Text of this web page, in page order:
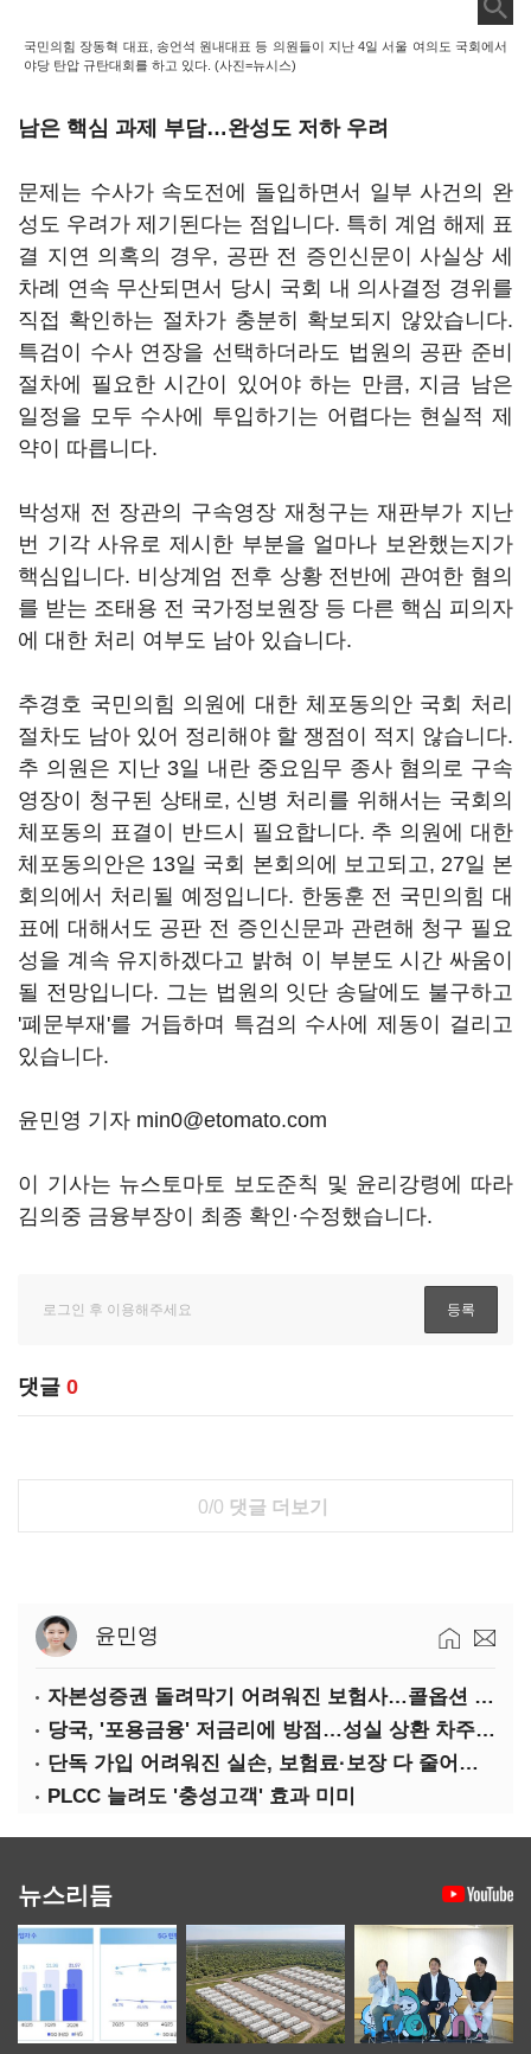
국민의힘 장동혁 대표, 송언석 원내대표 등 의원들이 지난 4일 서울 여의도 국회에서
야당 탄압 규탄대회를 하고 있다. (사진=뉴시스)
남은 핵심 과제 부담…완성도 저하 우려
문제는 수사가 속도전에 돌입하면서 일부 사건의 완
성도 우려가 제기된다는 점입니다. 특히 계엄 해제 표
결 지연 의혹의 경우, 공판 전 증인신문이 사실상 세
차례 연속 무산되면서 당시 국회 내 의사결정 경위를
직접 확인하는 절차가 충분히 확보되지 않았습니다.
특검이 수사 연장을 선택하더라도 법원의 공판 준비
절차에 필요한 시간이 있어야 하는 만큼, 지금 남은
일정을 모두 수사에 투입하기는 어렵다는 현실적 제
약이 따릅니다.
박성재 전 장관의 구속영장 재청구는 재판부가 지난
번 기각 사유로 제시한 부분을 얼마나 보완했는지가
핵심입니다. 비상계엄 전후 상황 전반에 관여한 혐의
를 받는 조태용 전 국가정보원장 등 다른 핵심 피의자
에 대한 처리 여부도 남아 있습니다.
추경호 국민의힘 의원에 대한 체포동의안 국회 처리
절차도 남아 있어 정리해야 할 쟁점이 적지 않습니다.
추 의원은 지난 3일 내란 중요임무 종사 혐의로 구속
영장이 청구된 상태로, 신병 처리를 위해서는 국회의
체포동의 표결이 반드시 필요합니다. 추 의원에 대한
체포동의안은 13일 국회 본회의에 보고되고, 27일 본
회의에서 처리될 예정입니다. 한동훈 전 국민의힘 대
표에 대해서도 공판 전 증인신문과 관련해 청구 필요
성을 계속 유지하겠다고 밝혀 이 부분도 시간 싸움이
될 전망입니다. 그는 법원의 잇단 송달에도 불구하고
'폐문부재'를 거듭하며 특검의 수사에 제동이 걸리고
있습니다.
윤민영 기자 min0@etomato.com
이 기사는 뉴스토마토 보도준칙 및 윤리강령에 따라
김의중 금융부장이 최종 확인·수정했습니다.
댓글 0
0/0 댓글 더보기
윤민영
자본성증권 돌려막기 어려워진 보험사…콜옵션 부담 급증
당국, '포용금융' 저금리에 방점…성실 상환 차주는 '역차별'
단독 가입 어려워진 실손, 보험료·보장 다 줄어든 5세대는?
PLCC 늘려도 '충성고객' 효과 미미
뉴스리듬